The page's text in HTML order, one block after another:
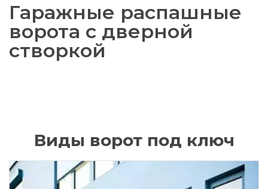
Гаражные распашные
ворота с дверной
створкой
Виды ворот под ключ